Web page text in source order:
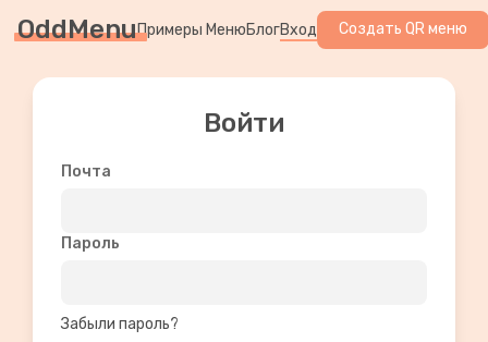
OddMenuПримеры МенюБлогВход Создать QR меню
Войти
Почта
Пароль
Забыли пароль?